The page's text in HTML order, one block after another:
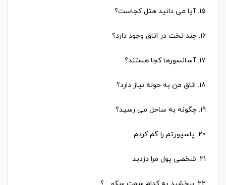
15. آیا می دانید هتل کجاست؟
16. چند تخت در اتاق وجود دارد؟
17. آسانسورها کجا هستند؟
18. اتاق من به حوله نیاز دارد؟
19. چگونه به ساحل می رسید؟
20. پاسپورتم را گم کردم
21. شخصی پول مرا دزدید